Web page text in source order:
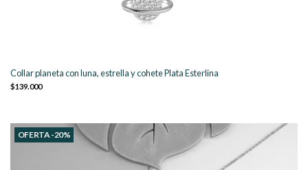
Collar planeta con luna, estrella y cohete Plata Esterlina
$139.000
OFERTA -20%